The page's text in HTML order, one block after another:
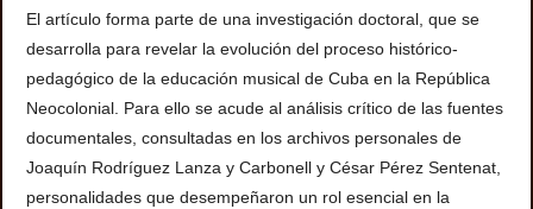
El artículo forma parte de una investigación doctoral, que se
desarrolla para revelar la evolución del proceso histórico-
pedagógico de la educación musical de Cuba en la República
Neocolonial. Para ello se acude al análisis crítico de las fuentes
documentales, consultadas en los archivos personales de
Joaquín Rodríguez Lanza y Carbonell y César Pérez Sentenat,
personalidades que desempeñaron un rol esencial en la